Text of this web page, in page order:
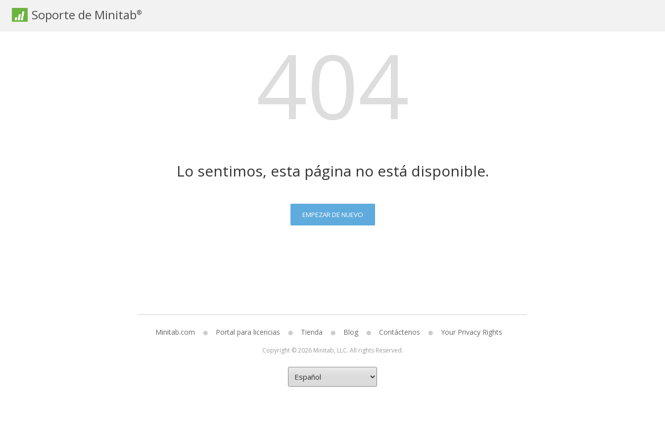
Soporte de Minitab®
404
Lo sentimos, esta página no está disponible.
EMPEZAR DE NUEVO
Minitab.com Portal para licencias Tienda Blog Contáctenos Your Privacy Rights
Copyright © 2026 Minitab, LLC. All rights Reserved.